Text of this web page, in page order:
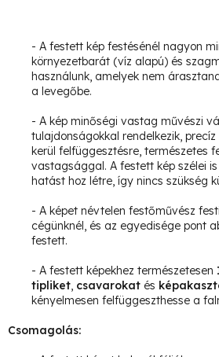
- A festett kép festésénél nagyon
környezetbarát (víz alapú) és
használunk, amelyek nem
a levegőbe.
- A kép minőségi vastag művészi
tulajdonságokkal rendelkezik,
kerül felfüggesztésre, természetes
vastagsággal. A festett kép szélei
hatást hoz létre, így nincs szükség
- A képet névtelen festőművész
cégünknél, és az egyedisége pont
festett.
- A festett képekhez természetesen
tipliket, csavarokat és
kényelmesen felfüggeszthesse a
Csomagolás: